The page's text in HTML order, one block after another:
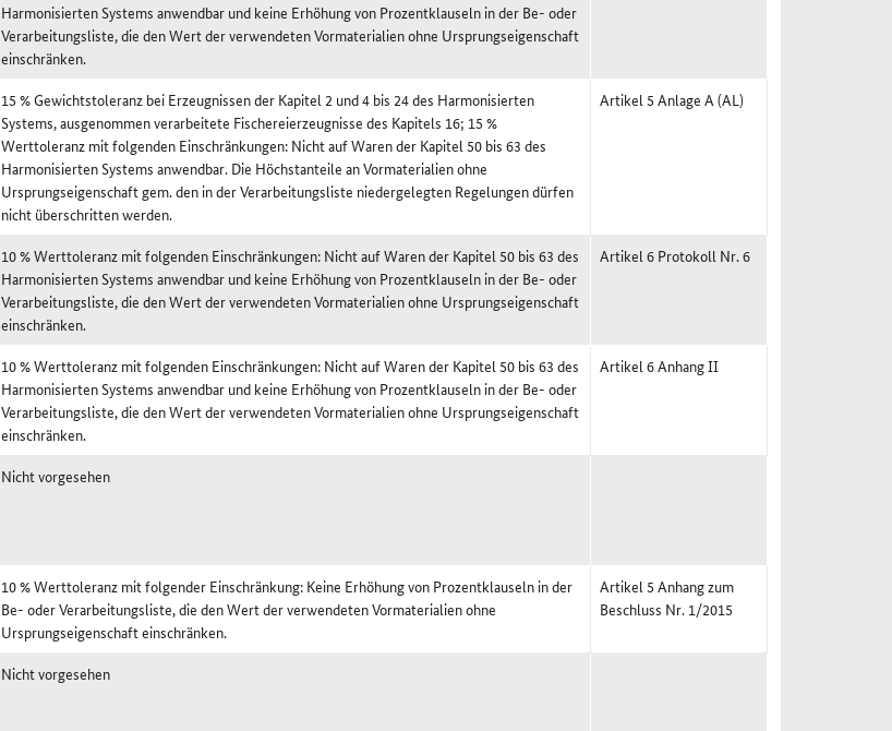
Harmonisierten Systems anwendbar und keine Erhöhung von Prozentklauseln in der Be- oder
Verarbeitungsliste, die den Wert der verwendeten Vormaterialien ohne Ursprungseigenschaft
einschränken.
15 % Gewichtstoleranz bei Erzeugnissen der Kapitel 2 und 4 bis 24 des Harmonisierten
Systems, ausgenommen verarbeitete Fischereierzeugnisse des Kapitels 16; 15 %
Werttoleranz mit folgenden Einschränkungen: Nicht auf Waren der Kapitel 50 bis 63 des
Harmonisierten Systems anwendbar. Die Höchstanteile an Vormaterialien ohne
Ursprungseigenschaft gem. den in der Verarbeitungsliste niedergelegten Regelungen dürfen
nicht überschritten werden.
Artikel 5 Anlage A (AL)
10 % Werttoleranz mit folgenden Einschränkungen: Nicht auf Waren der Kapitel 50 bis 63 des
Harmonisierten Systems anwendbar und keine Erhöhung von Prozentklauseln in der Be- oder
Verarbeitungsliste, die den Wert der verwendeten Vormaterialien ohne Ursprungseigenschaft
einschränken.
Artikel 6 Protokoll Nr. 6
10 % Werttoleranz mit folgenden Einschränkungen: Nicht auf Waren der Kapitel 50 bis 63 des
Harmonisierten Systems anwendbar und keine Erhöhung von Prozentklauseln in der Be- oder
Verarbeitungsliste, die den Wert der verwendeten Vormaterialien ohne Ursprungseigenschaft
einschränken.
Artikel 6 Anhang II
Nicht vorgesehen
10 % Werttoleranz mit folgender Einschränkung: Keine Erhöhung von Prozentklauseln in der
Be- oder Verarbeitungsliste, die den Wert der verwendeten Vormaterialien ohne
Ursprungseigenschaft einschränken.
Artikel 5 Anhang zum
Beschluss Nr. 1/2015
Nicht vorgesehen